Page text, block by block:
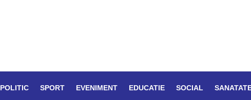
POLITIC SPORT EVENIMENT EDUCATIE SOCIAL